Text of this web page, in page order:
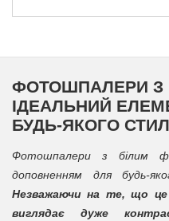
ФОТОШПАЛЕРИ З
ІДЕАЛЬНИЙ
БУДЬ-ЯКОГО
Фотошпалери з білим
доповненням для будь-
Незважаючи на те, що це
виглядає дуже